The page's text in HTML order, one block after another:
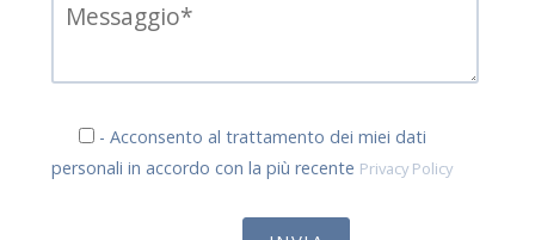
- Acconsento al trattamento dei miei dati
personali in accordo con la più recente Privacy Policy